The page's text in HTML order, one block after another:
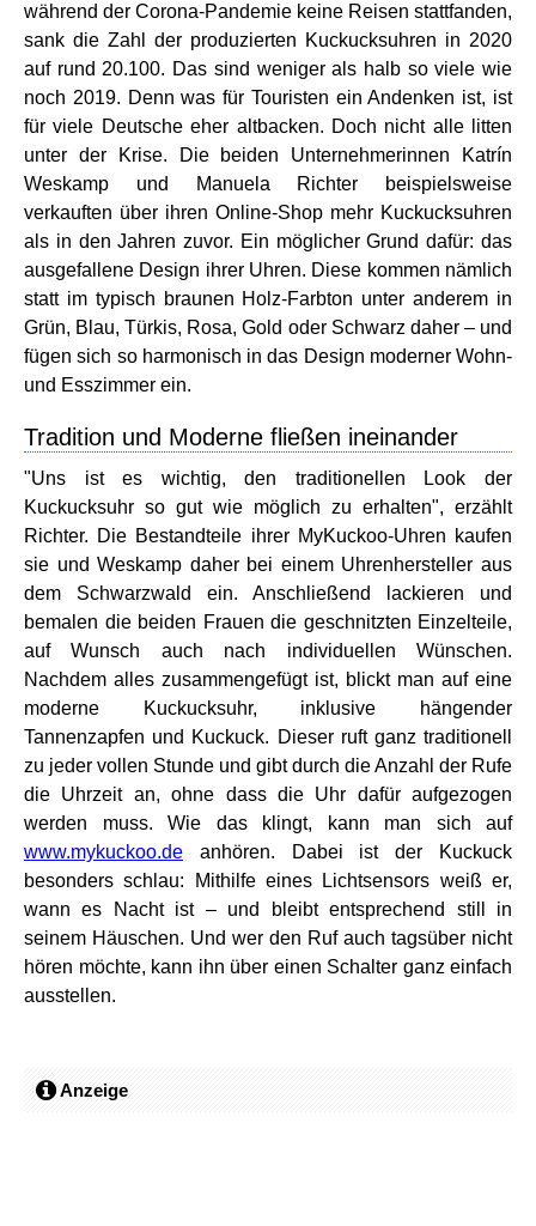
während der Corona-Pandemie keine Reisen stattfanden,
sank die Zahl der produzierten Kuckucksuhren in 2020
auf rund 20.100. Das sind weniger als halb so viele wie
noch 2019. Denn was für Touristen ein Andenken ist, ist
für viele Deutsche eher altbacken. Doch nicht alle litten
unter der Krise. Die beiden Unternehmerinnen Katrín
Weskamp und Manuela Richter beispielsweise
verkauften über ihren Online-Shop mehr Kuckucksuhren
als in den Jahren zuvor. Ein möglicher Grund dafür: das
ausgefallene Design ihrer Uhren. Diese kommen nämlich
statt im typisch braunen Holz-Farbton unter anderem in
Grün, Blau, Türkis, Rosa, Gold oder Schwarz daher – und
fügen sich so harmonisch in das Design moderner Wohn-
und Esszimmer ein.
Tradition und Moderne fließen ineinander
"Uns ist es wichtig, den traditionellen Look der
Kuckucksuhr so gut wie möglich zu erhalten", erzählt
Richter. Die Bestandteile ihrer MyKuckoo-Uhren kaufen
sie und Weskamp daher bei einem Uhrenhersteller aus
dem Schwarzwald ein. Anschließend lackieren und
bemalen die beiden Frauen die geschnitzten Einzelteile,
auf Wunsch auch nach individuellen Wünschen.
Nachdem alles zusammengefügt ist, blickt man auf eine
moderne Kuckucksuhr, inklusive hängender
Tannenzapfen und Kuckuck. Dieser ruft ganz traditionell
zu jeder vollen Stunde und gibt durch die Anzahl der Rufe
die Uhrzeit an, ohne dass die Uhr dafür aufgezogen
werden muss. Wie das klingt, kann man sich auf
www.mykuckoo.de anhören. Dabei ist der Kuckuck
besonders schlau: Mithilfe eines Lichtsensors weiß er,
wann es Nacht ist – und bleibt entsprechend still in
seinem Häuschen. Und wer den Ruf auch tagsüber nicht
hören möchte, kann ihn über einen Schalter ganz einfach
ausstellen.
Anzeige